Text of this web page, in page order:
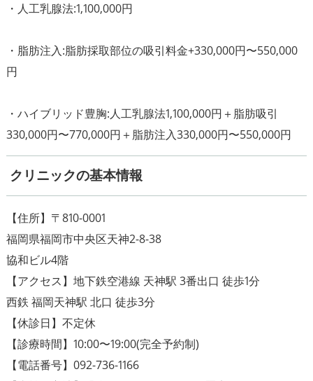
・人工乳腺法:1,100,000円
・脂肪注入:脂肪採取部位の吸引料金+330,000円〜550,000
円
・ハイブリッド豊胸:人工乳腺法1,100,000円＋脂肪吸引
330,000円〜770,000円＋脂肪注入330,000円〜550,000円
クリニックの基本情報
【住所】〒810-0001
福岡県福岡市中央区天神2-8-38
協和ビル4階
【アクセス】地下鉄空港線 天神駅 3番出口 徒歩1分
西鉄 福岡天神駅 北口 徒歩3分
【休診日】不定休
【診療時間】10:00〜19:00(完全予約制)
【電話番号】092-736-1166